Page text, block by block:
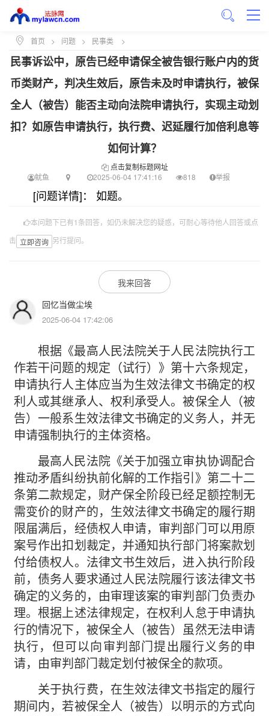
首页 > 问题 > 民事类 >
民事诉讼中，原告已经申请保全被告银行账户内的货
币类财产，判决生效后，原告未及时申请执行，被保
全人（被告）能否主动向法院申请执行，实现主动划
扣？如原告申请执行，执行费、迟延履行加倍利息等
如何计算？
点击复制标题网址
鱿鱼
2025-06-04 17:41:16 818 举报
[问题详情]： 如题。
本问题下已有1条回答，如仍未解决您的疑惑，可耐心等待他人回答或点
击 立即咨询 另行提问。
我来回答
回忆当做尘埃
2025-06-04 17:42:06
根据《最高人民法院关于人民法院执行工
作若干问题的规定（试行）》第十六条规定，
申请执行人主体应当为生效法律文书确定的权
利人或其继承人、权利承受人。被保全人（被
告）一般系生效法律文书确定的义务人，并无
申请强制执行的主体资格。
最高人民法院《关于加强立审执协调配合
推动矛盾纠纷执前化解的工作指引》第二十二
条第二款规定，财产保全阶段已经足额控制无
需变价的财产的，生效法律文书确定的履行期
限届满后，经债权人申请，审判部门可以用原
案号作出扣划裁定，并通知执行部门将案款划
付给债权人。法律文书生效后，进入执行阶段
前，债务人要求通过人民法院履行该法律文书
确定的义务的，由审理该案的审判部门负责办
理。根据上述法律规定，在权利人怠于申请执
行的情况下，被保全人（被告）虽然无法申请
执行，但可以向审判部门提出履行义务的申
请，由审判部门裁定划付被保全的款项。
关于执行费，在生效法律文书指定的履行
期间内，若被保全人（被告）以明示的方式向